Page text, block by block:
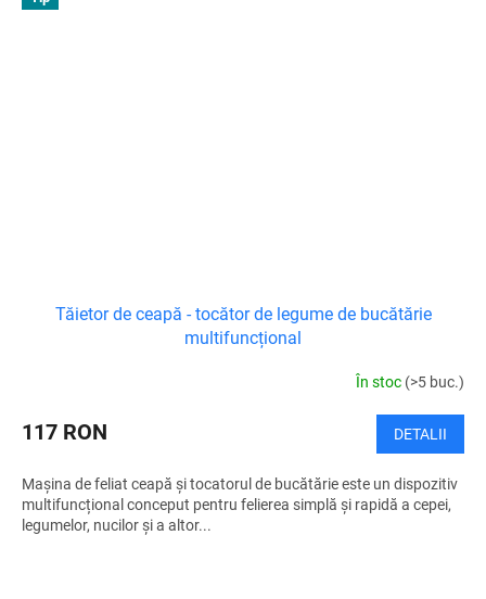
Tăietor de ceapă - tocător de legume de bucătărie
multifuncțional
În stoc (>5 buc.)
117 RON DETALII
Mașina de feliat ceapă și tocatorul de bucătărie este un dispozitiv
multifuncțional conceput pentru felierea simplă și rapidă a cepei,
legumelor, nucilor și a altor...